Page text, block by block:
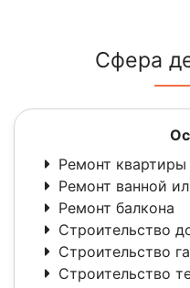
Сфера
Ремонт
Ремонт ванной
Ремонт балкона
Строительство
Строительство
Строительство